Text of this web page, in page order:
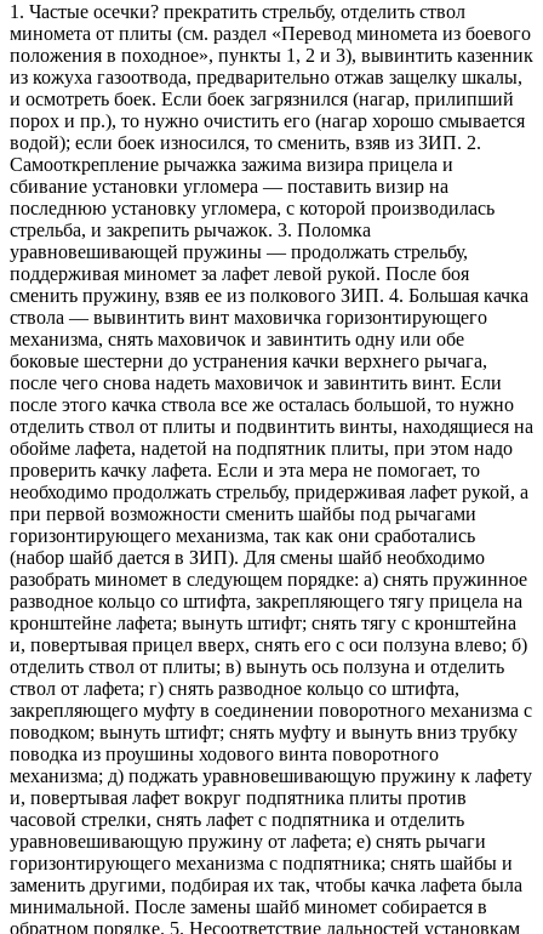
1. Частые осечки? прекратить стрельбу, отделить ствол
миномета от плиты (см. раздел «Перевод миномета из боевого
положения в походное», пункты 1, 2 и 3), вывинтить казенник
из кожуха газоотвода, предварительно отжав защелку шкалы,
и осмотреть боек. Если боек загрязнился (нагар, прилипший
порох и пр.), то нужно очистить его (нагар хорошо смывается
водой); если боек износился, то сменить, взяв из ЗИП. 2.
Самооткрепление рычажка зажима визира прицела и
сбивание установки угломера — поставить визир на
последнюю установку угломера, с которой производилась
стрельба, и закрепить рычажок. 3. Поломка
уравновешивающей пружины — продолжать стрельбу,
поддерживая миномет за лафет левой рукой. После боя
сменить пружину, взяв ее из полкового ЗИП. 4. Большая качка
ствола — вывинтить винт маховичка горизонтирующего
механизма, снять маховичок и завинтить одну или обе
боковые шестерни до устранения качки верхнего рычага,
после чего снова надеть маховичок и завинтить винт. Если
после этого качка ствола все же осталась большой, то нужно
отделить ствол от плиты и подвинтить винты, находящиеся на
обойме лафета, надетой на подпятник плиты, при этом надо
проверить качку лафета. Если и эта мера не помогает, то
необходимо продолжать стрельбу, придерживая лафет рукой, а
при первой возможности сменить шайбы под рычагами
горизонтирующего механизма, так как они сработались
(набор шайб дается в ЗИП). Для смены шайб необходимо
разобрать миномет в следующем порядке: а) снять пружинное
разводное кольцо со штифта, закрепляющего тягу прицела на
кронштейне лафета; вынуть штифт; снять тягу с кронштейна
и, повертывая прицел вверх, снять его с оси ползуна влево; б)
отделить ствол от плиты; в) вынуть ось ползуна и отделить
ствол от лафета; г) снять разводное кольцо со штифта,
закрепляющего муфту в соединении поворотного механизма с
поводком; вынуть штифт; снять муфту и вынуть вниз трубку
поводка из проушины ходового винта поворотного
механизма; д) поджать уравновешивающую пружину к лафету
и, повертывая лафет вокруг подпятника плиты против
часовой стрелки, снять лафет с подпятника и отделить
уравновешивающую пружину от лафета; е) снять рычаги
горизонтирующего механизма с подпятника; снять шайбы и
заменить другими, подбирая их так, чтобы качка лафета была
минимальной. После замены шайб миномет собирается в
обратном порядке. 5. Несоответствие дальностей установкам